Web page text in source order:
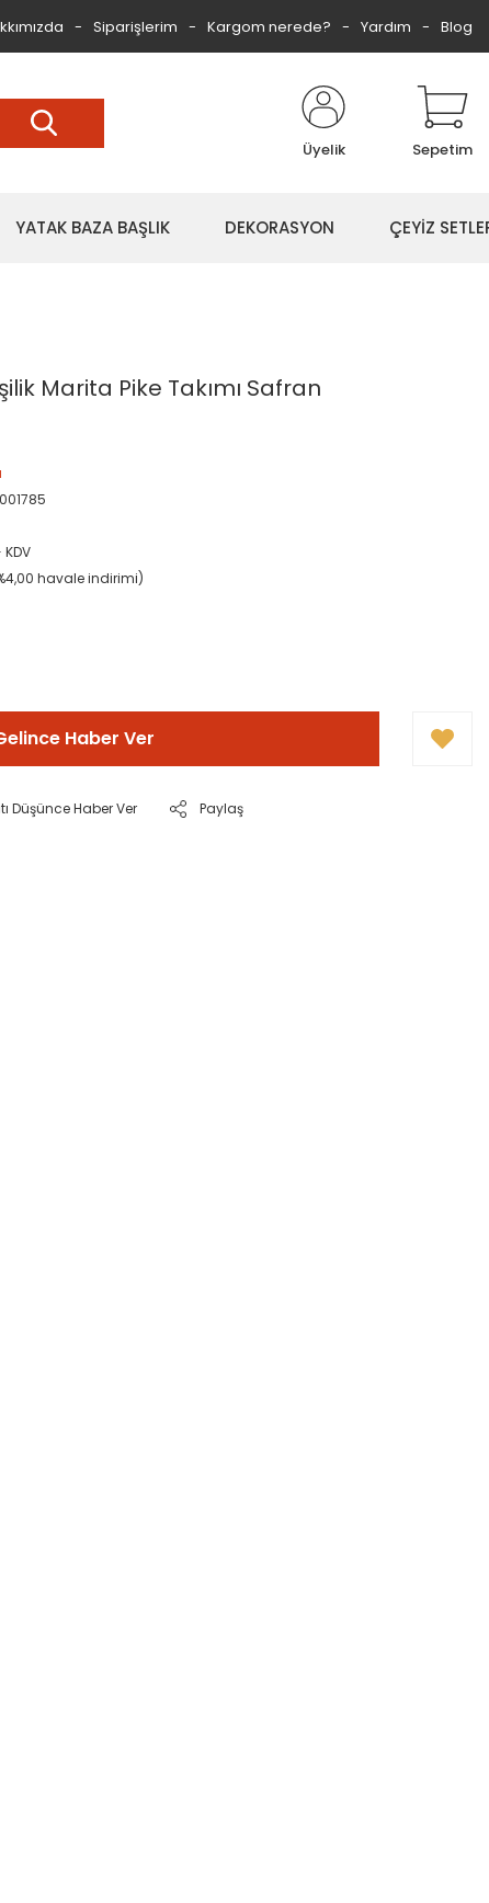
Siparişlerim Kargom nerede? Yardım Blog
Üyelik Sepetim
YATAK BAZA BAŞLIK DEKORASYON ÇEYİZ
Marita Pike Takımı Safran
KDV
havale indirimi)
Haber Ver
Düşünce Haber Ver Paylaş